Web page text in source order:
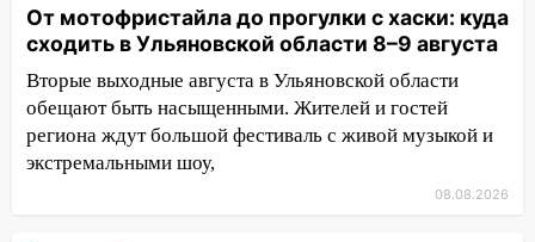
13:12 Дерево пробило крышу дома на
Новгородской в Ульяновске и рухнуло
на электрощит
13:10 В Заволжском районе дерево
упало во дворе
13:08
Ураган ударил по Ульяновску:
От мотофристайла до прогулки с хаски: куда
сходить в Ульяновской области 8–9 августа
Вторые выходные августа в Ульяновской области
обещают быть насыщенными. Жителей и гостей
региона ждут большой фестиваль с живой музыкой и
экстремальными шоу,
08.08.2026